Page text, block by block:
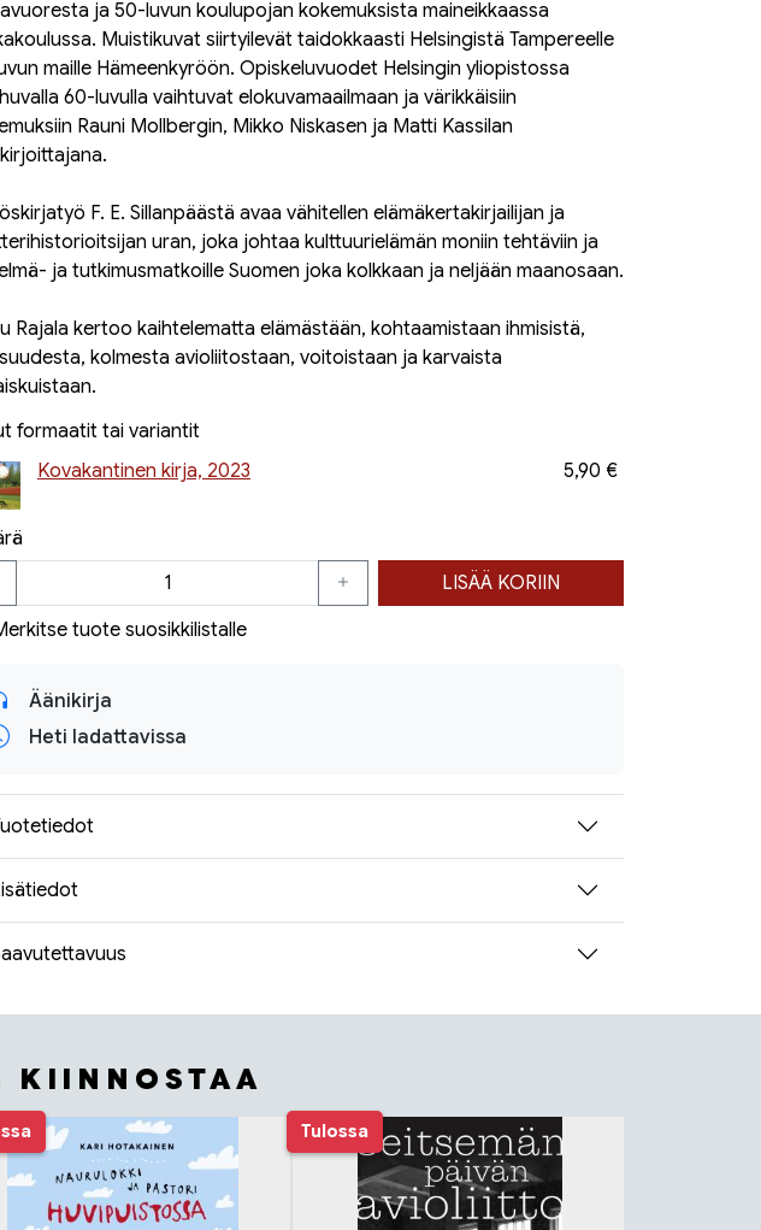
ja 50-luvun koulupojan kokemuksista maineikkaassa
Muistikuvat siirtyilevät taidokkaasti Helsingistä Tampereelle
maille Hämeenkyröön. Opiskeluvuodet Helsingin yliopistossa
60-luvulla vaihtuvat elokuvamaailmaan ja värikkäisiin
Rauni Mollbergin, Mikko Niskasen ja Matti Kassilan
F. E. Sillanpäästä avaa vähitellen elämäkertakirjailijan ja
uran, joka johtaa kulttuurielämän moniin tehtäviin ja
ja tutkimusmatkoille Suomen joka kolkkaan ja neljään maanosaan.
Rajala kertoo kaihtelematta elämästään, kohtaamistaan ihmisistä,
kolmesta avioliitostaan, voitoistaan ja karvaista
formaatit tai variantit
Kovakantinen kirja, 2023
5,90 €
LISÄÄ KORIIN
tuote suosikkilistalle
Äänikirja
Heti ladattavissa
KIINNOSTAA
Tulossa